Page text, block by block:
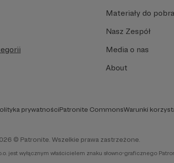
Materiały do
Nasz Zespół
Media o nas
About
prywatnościPatronite CommonsWarunki
© Patronite. Wszelkie prawa zastrzeżone.
jest wyłącznym właścicielem znaku słowno-graficznego